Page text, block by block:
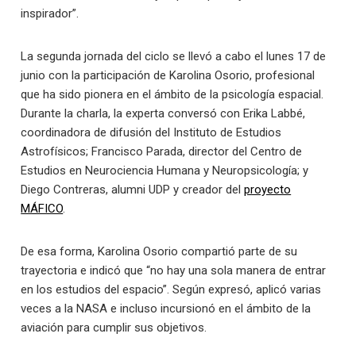
inspirador”.
La segunda jornada del ciclo se llevó a cabo el lunes 17 de
junio con la participación de Karolina Osorio, profesional
que ha sido pionera en el ámbito de la psicología espacial.
Durante la charla, la experta conversó con Erika Labbé,
coordinadora de difusión del Instituto de Estudios
Astrofísicos; Francisco Parada, director del Centro de
Estudios en Neurociencia Humana y Neuropsicología; y
Diego Contreras, alumni UDP y creador delproyecto
MÁFICO.
De esa forma, Karolina Osorio compartió parte de su
trayectoria e indicó que “no hay una sola manera de entrar
en los estudios del espacio”. Según expresó, aplicó varias
veces a la NASA e incluso incursionó en el ámbito de la
aviación para cumplir sus objetivos.